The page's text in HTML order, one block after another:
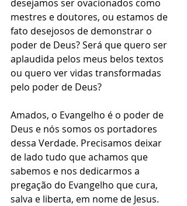
desejamos ser ovacionados como
mestres e doutores, ou estamos de
fato desejosos de demonstrar o
poder de Deus? Será que quero ser
aplaudida pelos meus belos textos
ou quero ver vidas transformadas
pelo poder de Deus?
Amados, o Evangelho é o poder de
Deus e nós somos os portadores
dessa Verdade. Precisamos deixar
de lado tudo que achamos que
sabemos e nos dedicarmos a
pregação do Evangelho que cura,
salva e liberta, em nome de Jesus.